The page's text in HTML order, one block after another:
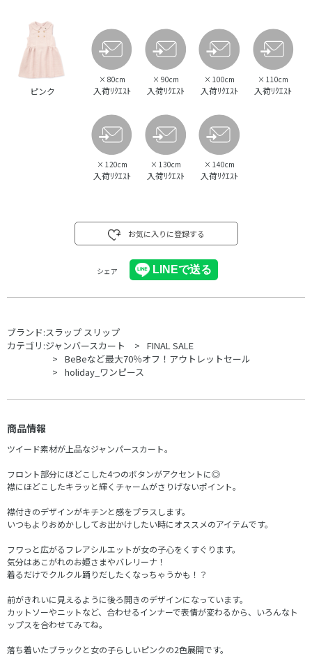
ピンク
× 80cm
入荷ﾘｸｴｽﾄ
× 90cm
入荷ﾘｸｴｽﾄ
× 100cm
入荷ﾘｸｴｽﾄ
× 110cm
入荷ﾘｸｴｽﾄ
× 120cm
入荷ﾘｸｴｽﾄ
× 130cm
入荷ﾘｸｴｽﾄ
× 140cm
入荷ﾘｸｴｽﾄ
お気に入りに登録する
シェア
ブランド:スラップ スリップ
カテゴリ:ジャンバースカート
FINAL SALE
BeBeなど最大70％オフ！アウトレットセール
holiday_ワンピース
商品情報
ツイード素材が上品なジャンパースカート。
フロント部分にほどこした4つのボタンがアクセントに◎
襟にほどこしたキラッと輝くチャームがさりげないポイント。
襟付きのデザインがキチンと感をプラスします。
いつもよりおめかししてお出かけしたい時にオススメのアイテムです。
フワっと広がるフレアシルエットが女の子心をくすぐります。
気分はあこがれのお姫さまやバレリーナ！
着るだけでクルクル踊りだしたくなっちゃうかも！？
前がきれいに見えるように後ろ開きのデザインになっています。
カットソーやニットなど、合わせるインナーで表情が変わるから、いろんなト
ップスを合わせてみてね。
落ち着いたブラックと女の子らしいピンクの2色展開です。